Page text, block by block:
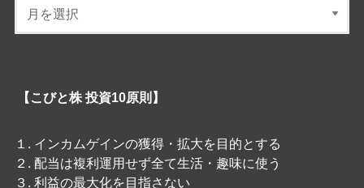
【こびと株 投資10原則】
１. インカムゲインの獲得・拡大を目的とする
２. 配当は複利運用せず全て生活・趣味に使う
３. 利益の最大化を目指さない